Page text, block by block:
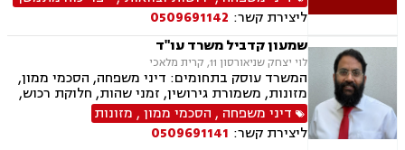
ליצירת קשר: 0509691142
שמעון קדביל משרד עו"ד
לוי יצחק שניאורסון 11, קרית מלאכי
המשרד עוסק בתחומים: דיני משפחה, הסכמי ממון,
מזונות, משמורת גירושין, זמני שהות, חלוקת רכוש,
מעמד אישי, ניכור הורי, העברת בין דורית, ירושות
וצוואות, ייפוי כוח מתמשך, דיני חוזים, נדל"ן
ומקרקעין, עסקאות מכר דירה, פינוי מושכר
דיני משפחה , הסכמי ממון, מזונות
ליצירת קשר: 0509691141